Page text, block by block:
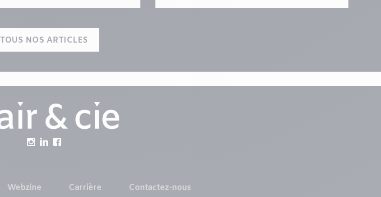
TOUS NOS ARTICLES
Webzine Carrière Contactez-nous